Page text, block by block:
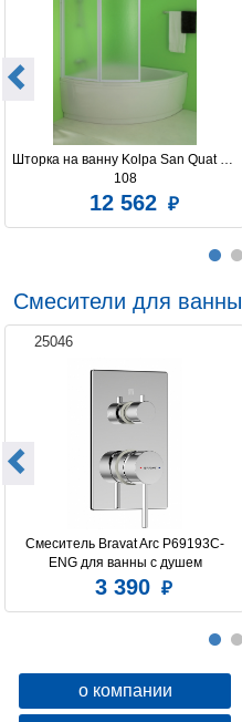
Шторка на ванну Kolpa San Quat TP
108
12 562
Смесители для ванны
25046
Смеситель Bravat Arc P69193C-
ENG для ванны с душем
3 390
о компании